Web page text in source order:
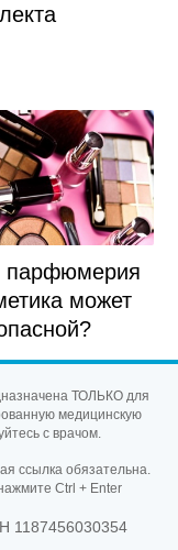
парфюмерия
может
ТОЛЬКО для
медицинскую
с врачом.
ссылка обязательна.
Ctrl + Enter
1187456030354